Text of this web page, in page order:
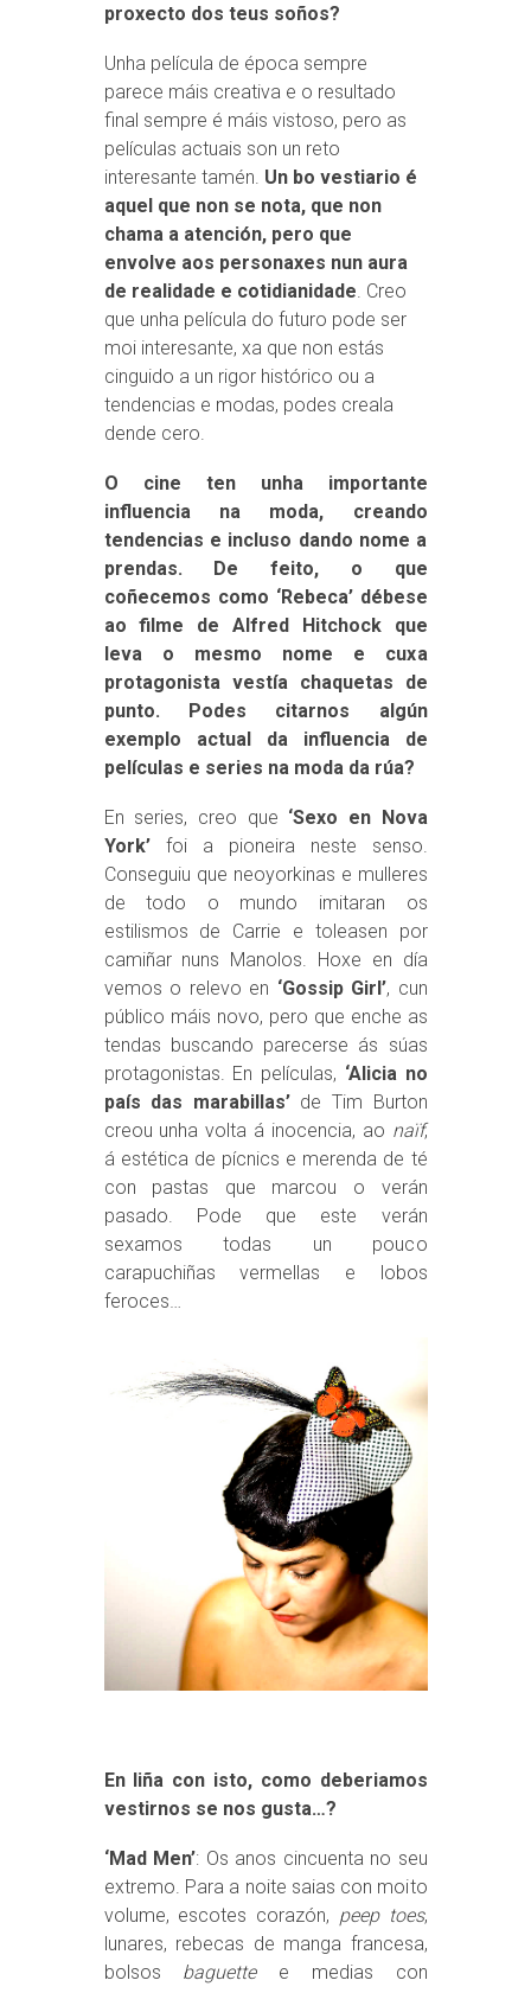
proxecto dos teus soños?
Unha película de época sempre
parece máis creativa e o resultado
final sempre é máis vistoso, pero as
películas actuais son un reto
interesante tamén. Un bo vestiario é
aquel que non se nota, que non
chama a atención, pero que
envolve aos personaxes nun aura
de realidade e cotidianidade . Creo
que unha película do futuro pode ser
moi interesante, xa que non estás
cinguido a un rigor histórico ou a
tendencias e modas, podes creala
dende cero.
O cine ten unha importante
influencia na moda, creando
tendencias e incluso dando nome a
prendas. De feito, o que
coñecemos como ‘Rebeca’ débese
ao filme de Alfred Hitchock que
leva o mesmo nome e cuxa
protagonista vestía chaquetas de
punto. Podes citarnos algún
exemplo actual da influencia de
películas e series na moda da rúa?
En series, creo que ‘Sexo en Nova
York’foi a pioneira neste senso.
Conseguiu que neoyorkinas e mulleres
de todo o mundo imitaran os
estilismos de Carrie e toleasen por
camiñar nuns Manolos. Hoxe en día
vemos o relevo en ‘Gossip Girl’, cun
público máis novo, pero que enche as
tendas buscando parecerse ás súas
protagonistas. En películas, ‘Alicia no
país das marabillas’de Tim Burton
creou unha volta á inocencia, ao naïf,
á estética de pícnics e merenda de té
con pastas que marcou o verán
pasado. Pode que este verán
sexamos todas un pouco
carapuchiñas vermellas e lobos
feroces…
En liña con isto, como deberiamos
vestirnos se nos gusta…?
‘Mad Men’: Os anos cincuenta no seu
extremo. Para a noite saias con moito
volume, escotes corazón, peep toes,
lunares, rebecas de manga francesa,
bolsos baguettee medias con